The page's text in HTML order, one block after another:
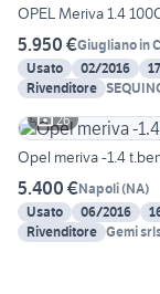
OPEL Meriva 1.4
5.950 €Giugliano in
Usato
02/2016
Rivenditore
26
Opel meriva -1.4
5.400 €Napoli(NA)
Usato
06/2016
Rivenditore Gemi